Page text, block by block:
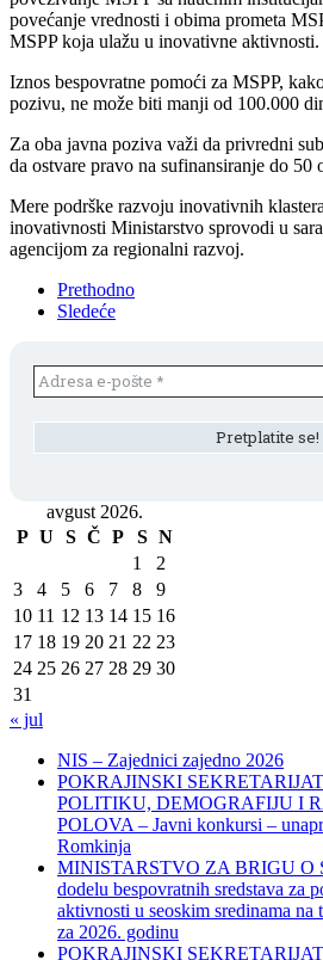
povećanje vrednosti i obima prometa
MSPP koja ulažu u inovativne aktivnosti.
Iznos bespovratne pomoći za MSPP,
pozivu, ne može biti manji od 100.000
Za oba javna poziva važi da privredni
da ostvare pravo na sufinansiranje do 50
Mere podrške razvoju inovativnih
inovativnosti Ministarstvo sprovodi u
agencijom za regionalni razvoj.
Prethodno
Sledeće
avgust 2026.
P U S Č P S N
1
2
3
4 5 6 7 8
9
10 11 12 13 14 15 16
17 18 19 20 21 22 23
24 25 26 27 28 29 30
31
« jul
NIS – Zajednici zajedno 2026
POKRAJINSKI
POLITIKU, DEMOGRAFIJU I
POLOVA – Javni konkursi –
Romkinja
MINISTARSTVO ZA BRIGU O
dodelu bespovratnih sredstava za
aktivnosti u seoskim sredinama
za 2026. godinu
POKRAJINSKI